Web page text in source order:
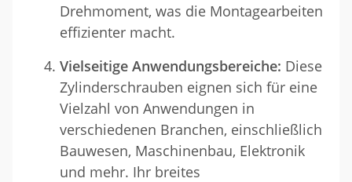
Drehmoment, was die Montagearbeiten
effizienter macht.
Vielseitige Anwendungsbereiche: Diese
Zylinderschrauben eignen sich für eine
Vielzahl von Anwendungen in
verschiedenen Branchen, einschließlich
Bauwesen, Maschinenbau, Elektronik
und mehr. Ihr breites